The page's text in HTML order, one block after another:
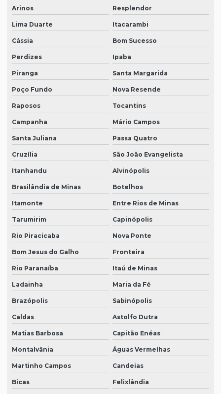
Arinos Resplendor
Lima Duarte Itacarambi
Cássia Bom Sucesso
Perdizes Ipaba
Piranga Santa Margarida
Poço Fundo Nova Resende
Raposos Tocantins
Campanha Mário Campos
Santa Juliana Passa Quatro
Cruzília São João Evangelista
Itanhandu Alvinópolis
Brasilândia de Minas Botelhos
Itamonte Entre Rios de Minas
Tarumirim Capinópolis
Rio Piracicaba Nova Ponte
Bom Jesus do Galho Fronteira
Rio Paranaíba Itaú de Minas
Ladainha Maria da Fé
Brazópolis Sabinópolis
Caldas Astolfo Dutra
Matias Barbosa Capitão Enéas
Montalvânia Águas Vermelhas
Martinho Campos Candeias
Bicas Felixlândia